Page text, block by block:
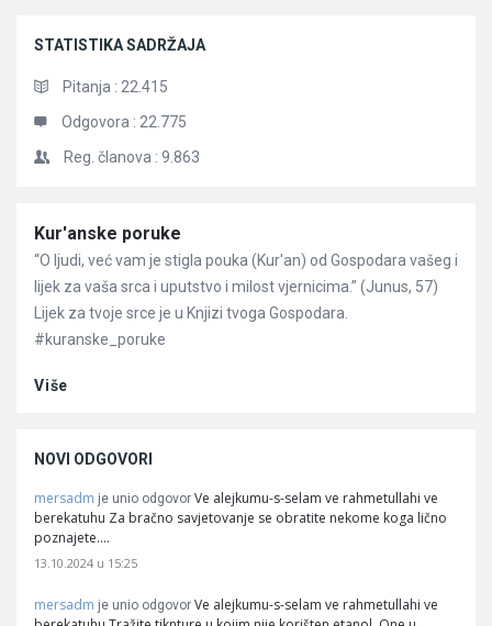
STATISTIKA SADRŽAJA
Pitanja : 22.415
Odgovora : 22.775
Reg. članova : 9.863
Članci
Kur'anske poruke
“O ljudi, već vam je stigla pouka (Kur'an) od Gospodara vašeg i
lijek za vaša srca i uputstvo i milost vjernicima.” (Junus, 57)
Lijek za tvoje srce je u Knjizi tvoga Gospodara.
#kuranske_poruke
Više
NOVI ODGOVORI
mersadm je unio odgovor Ve alejkumu-s-selam ve rahmetullahi ve
berekatuhu Za bračno savjetovanje se obratite nekome koga lično
poznajete.…
13.10.2024 u 15:25
mersadm je unio odgovor Ve alejkumu-s-selam ve rahmetullahi ve